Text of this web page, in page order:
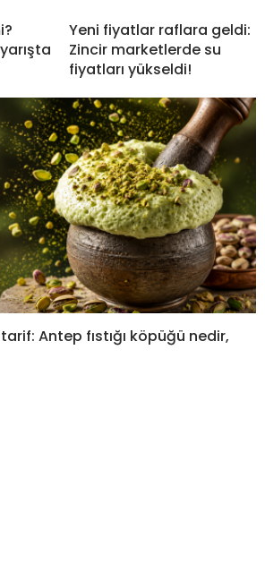
Yeni fiyatlar raflara geldi:
Zincir marketlerde su
fiyatları yükseldi!
Antep fıstığı köpüğü nedir,